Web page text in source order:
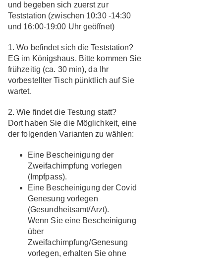
und begeben sich zuerstzur
Teststation (zwischen 10:30 -14:30
und 16:00-19:00 Uhr geöffnet)
1. Wo befindet sich die Teststation?
EG im Königshaus. Bitte kommen Sie
frühzeitig (ca. 30 min), da Ihr
vorbestellter Tisch pünktlich auf Sie
wartet.
2. Wie findet die Testung statt?
Dort haben Sie die Möglichkeit, eine
der folgenden Varianten zu wählen:
Eine Bescheinigung der
Zweifachimpfung vorlegen
(Impfpass).
Eine Bescheinigung der Covid
Genesung vorlegen
(Gesundheitsamt/Arzt).
Wenn Sie eine Bescheinigung
über
Zweifachimpfung/Genesung
vorlegen, erhalten Sieohne